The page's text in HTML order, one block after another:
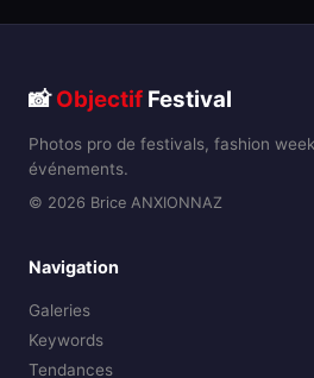
📸Objectif Festival
Photos pro de festivals, fashion
événements.
© 2026 Brice ANXIONNAZ
Navigation
Galeries
Keywords
Tendances